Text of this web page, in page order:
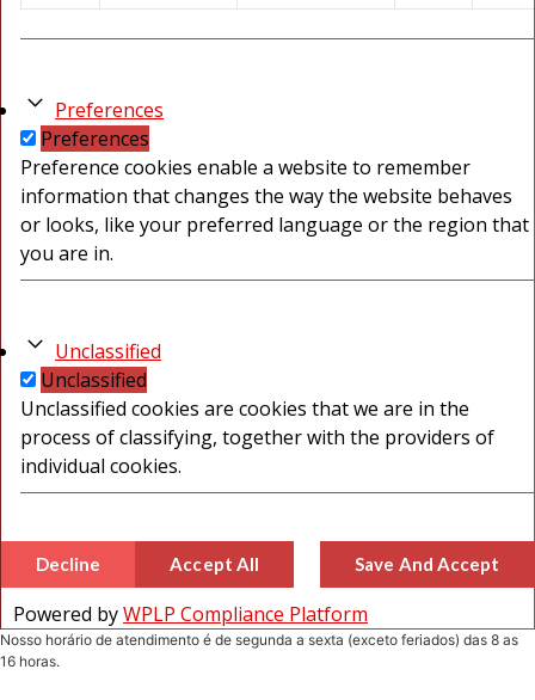
Preferences
Preferences
Preference cookies enable a website to remember
information that changes the way the website behaves
or looks, like your preferred language or the region that
you are in.
Unclassified
Unclassified
Unclassified cookies are cookies that we are in the
process of classifying, together with the providers of
individual cookies.
Decline Accept All Save And Accept
Powered byWPLP Compliance Platform
Nosso horário de atendimento é de segunda a sexta (exceto feriados) das 8 as
16 horas.